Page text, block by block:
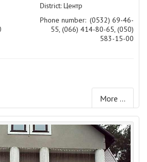
District: Центр
Phone number: (0532) 69-46-
55, (066) 414-80-65, (050)
583-15-00
More ...